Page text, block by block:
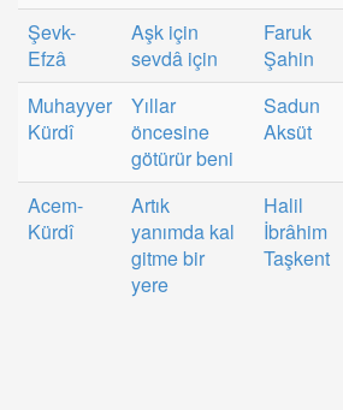
Şevk-
Efzâ
Aşk için
sevdâ için
Faruk
Şahin
Muhayyer
Kürdî
Yıllar
öncesine
götürür beni
Sadun
Aksüt
Acem-
Kürdî
Artık
yanımda kal
gitme bir
yere
Halil
İbrâhim
Taşkent